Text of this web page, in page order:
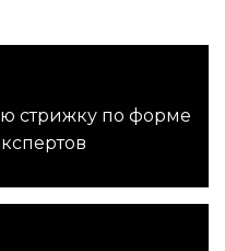
стрижку по форме